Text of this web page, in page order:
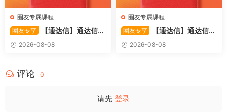
圈友专属课程
圈友专享
【通达信】通达信
〖极致主力〗主副图/选股 放
量不算突破，站上压力才算！
2026-08-08
圈友专属课程
圈友专享
【通达信】通达信
〖超强MACD〗副图指标 斐波
那契+三重共振，捕捉买卖
2026-08-08
评论 0
请先 登录